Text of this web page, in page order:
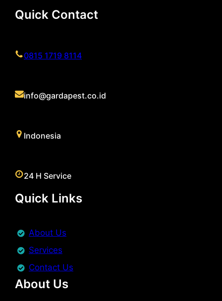
Quick Contact
0815 1719 8114
info@gardapest.co.id
Indonesia
24 H Service
Quick Links
About Us
Services
Contact Us
About Us